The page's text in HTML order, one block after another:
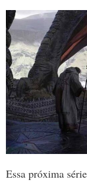
Essa próxima